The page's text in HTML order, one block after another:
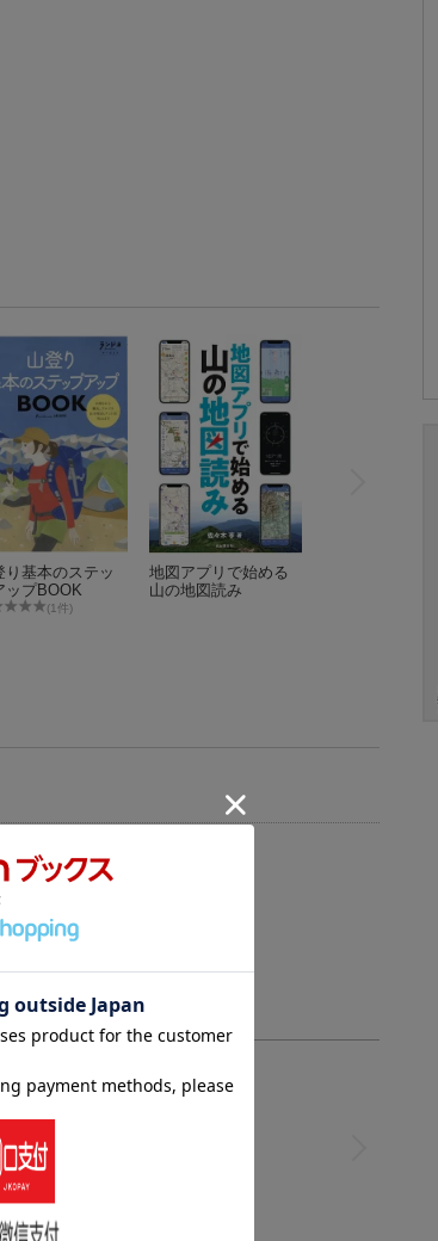
り基本のステッ
ップBOOK
(1件)
地図アプリで始める
山の地図読み